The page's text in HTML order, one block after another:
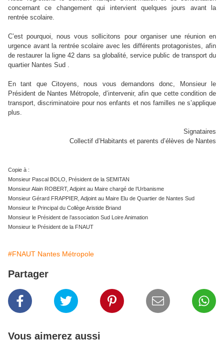
concernant ce changement qui intervient quelques jours avant la
rentrée scolaire.
C’est pourquoi, nous vous sollicitons pour organiser une réunion en
urgence avant la rentrée scolaire avec les différents protagonistes, afin
de restaurer la ligne 42 dans sa globalité, service public de transport du
quartier Nantes Sud .
En tant que Citoyens, nous vous demandons donc, Monsieur le
Président de Nantes Métropole, d’intervenir, afin que cette condition de
transport, discriminatoire pour nos enfants et nos familles ne s’applique
plus.
Signataires
Collectif d’Habitants et parents d’élèves de Nantes
Copie à :
Monsieur Pascal BOLO, Président de la SEMITAN
Monsieur Alain ROBERT, Adjoint au Maire chargé de l’Urbanisme
Monsieur Gérard FRAPPIER, Adjoint au Maire Elu de Quartier de Nantes Sud
Monsieur le Principal du Collège Aristide Briand
Monsieur le Président de l’association Sud Loire Animation
Monsieur le Président de la FNAUT
#FNAUT Nantes Métropole
Partager
Vous aimerez aussi